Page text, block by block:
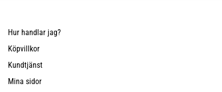
Hur handlar jag?
Köpvillkor
Kundtjänst
Mina sidor